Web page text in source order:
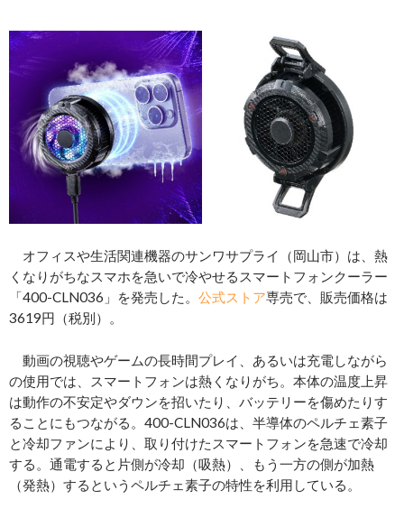
オフィスや生活関連機器のサンワサプライ（岡山市）は、熱
くなりがちなスマホを急いで冷やせるスマートフォンクーラー
「400-CLN036」を発売した。 公式ストア専売で、販売価格は
3619円（税別）。
動画の視聴やゲームの長時間プレイ、あるいは充電しながら
の使用では、スマートフォンは熱くなりがち。本体の温度上昇
は動作の不安定やダウンを招いたり、バッテリーを傷めたりす
ることにもつながる。400-CLN036は、半導体のペルチェ素子
と冷却ファンにより、取り付けたスマートフォンを急速で冷却
する。通電すると片側が冷却（吸熱）、もう一方の側が加熱
（発熱）するというペルチェ素子の特性を利用している。